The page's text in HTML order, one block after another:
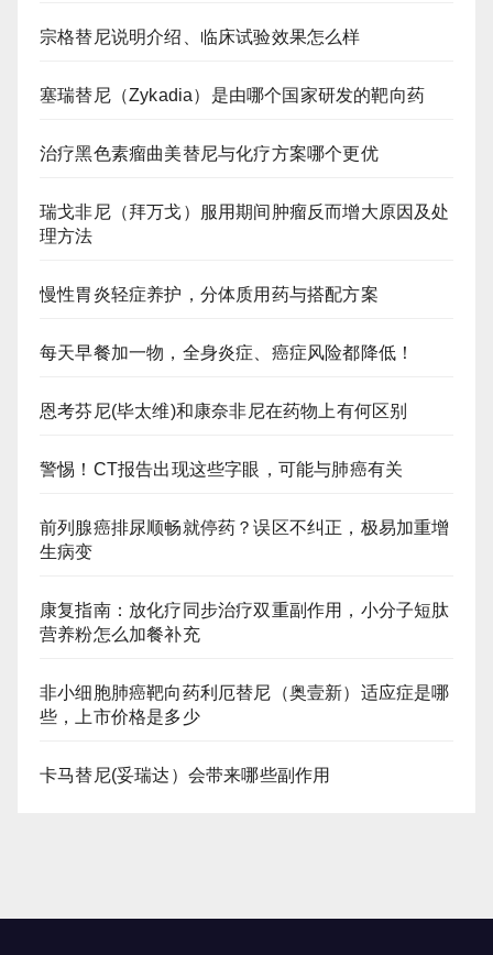
宗格替尼说明介绍、临床试验效果怎么样
塞瑞替尼（Zykadia）是由哪个国家研发的靶向药
治疗黑色素瘤曲美替尼与化疗方案哪个更优
瑞戈非尼（拜万戈）服用期间肿瘤反而增大原因及处
理方法
慢性胃炎轻症养护，分体质用药与搭配方案
每天早餐加一物，全身炎症、癌症风险都降低！
恩考芬尼(毕太维)和康奈非尼在药物上有何区别
警惕！CT报告出现这些字眼，可能与肺癌有关
前列腺癌排尿顺畅就停药？误区不纠正，极易加重增
生病变
康复指南：放化疗同步治疗双重副作用，小分子短肽
营养粉怎么加餐补充
非小细胞肺癌靶向药利厄替尼（奥壹新）适应症是哪
些，上市价格是多少
卡马替尼(妥瑞达）会带来哪些副作用